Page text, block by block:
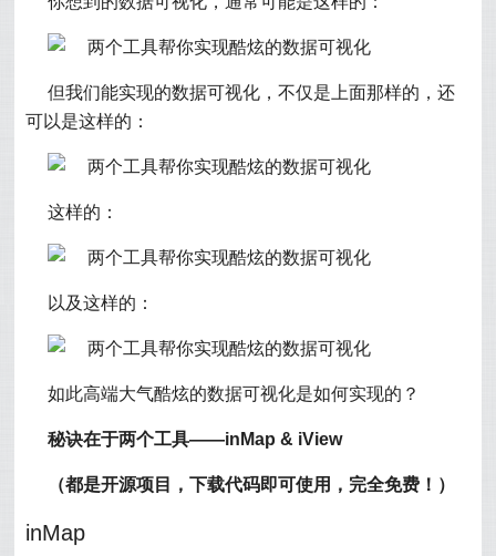
但我们能实现的数据可视化，不仅是上面那样的，还
可以是这样的：
这样的：
以及这样的：
如此高端大气酷炫的数据可视化是如何实现的？
秘诀在于两个工具——inMap & iView
（都是开源项目，下载代码即可使用，完全免费！）
inMap